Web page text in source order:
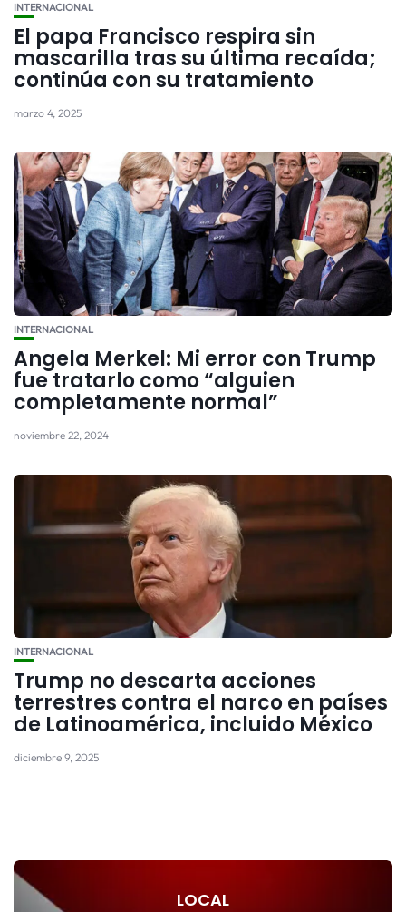
INTERNACIONAL
El papa Francisco respira sin
mascarilla tras su última recaída;
continúa con su tratamiento
marzo 4, 2025
INTERNACIONAL
Angela Merkel: Mi error con Trump
fue tratarlo como “alguien
completamente normal”
noviembre 22, 2024
INTERNACIONAL
Trump no descarta acciones
terrestres contra el narco en países
de Latinoamérica, incluido México
diciembre 9, 2025
LOCAL